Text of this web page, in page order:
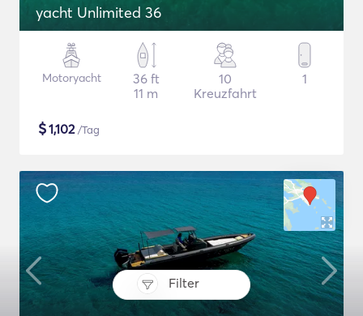
Filter
yacht Unlimited 36
Motoryacht
36 ft
11 m
10
Kreuzfahrt
1
$1,102/Tag